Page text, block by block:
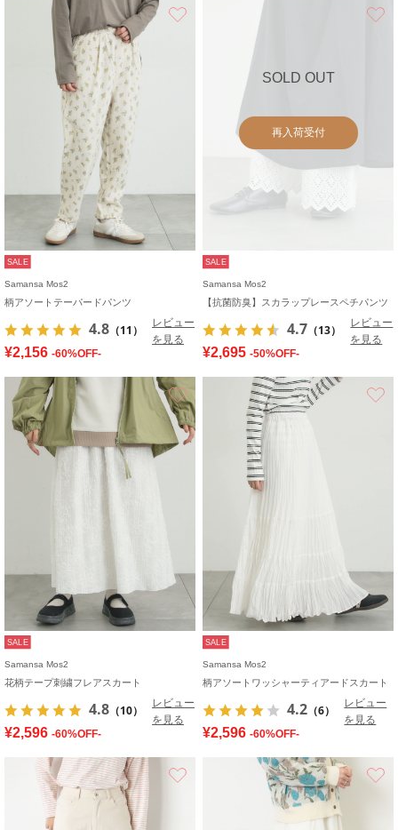
SALE
Samansa Mos2
柄アソートテーパードパンツ
4.8 （11）
レビュー
を見る
¥2,156 -60%OFF-
SOLD OUT
再入荷受付
SALE
Samansa Mos2
【抗菌防臭】スカラップレースペチパンツ
4.7 （13）
レビュー
を見る
¥2,695 -50%OFF-
SALE
Samansa Mos2
花柄テープ刺繍フレアスカート
4.8 （10）
レビュー
を見る
¥2,596 -60%OFF-
SALE
Samansa Mos2
柄アソートワッシャーティアードスカート
4.2 （6）
レビュー
を見る
¥2,596 -60%OFF-